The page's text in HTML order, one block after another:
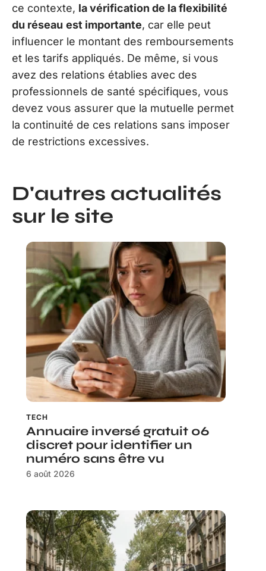
ce contexte, la vérification de la flexibilité
du réseau est importante, car elle peut
influencer le montant des remboursements
et les tarifs appliqués. De même, si vous
avez des relations établies avec des
professionnels de santé spécifiques, vous
devez vous assurer que la mutuelle permet
la continuité de ces relations sans imposer
de restrictions excessives.
D'autres actualités
sur le site
TECH
Annuaire inversé gratuit 06
discret pour identifier un
numéro sans être vu
6 août 2026